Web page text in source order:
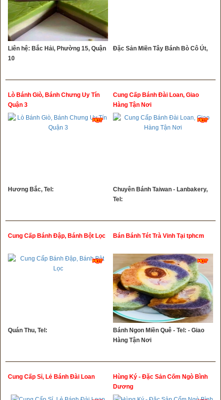
Liên hệ: Bắc Hải, Phường 15, Quận
10
Đặc Sản Miền Tây Bánh Bò Cô Út,
Lò Bánh Giò, Bánh Chưng Uy Tín
Quận 3
Hương Bắc, Tel:
Cung Cấp Bánh Đài Loan, Giao
Hàng Tận Nơi
Chuyên Bánh Taiwan - Lanbakery,
Tel:
Cung Cấp Bánh Đập, Bánh Bột Lọc
Quán Thu, Tel:
Bán Bánh Tét Trà Vinh Tại tphcm
Bánh Ngon Miền Quê - Tel: - Giao
Hàng Tận Nơi
Cung Cấp Sỉ, Lẻ Bánh Đài Loan
Hùng Ký - Đặc Sản Cốm Ngò Bình
Dương